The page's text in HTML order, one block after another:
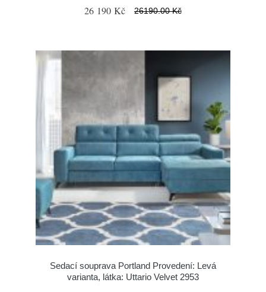
26 190 Kč 26190.00 Kč
Sedací souprava Portland Provedení: Levá
varianta, látka: Uttario Velvet 2953